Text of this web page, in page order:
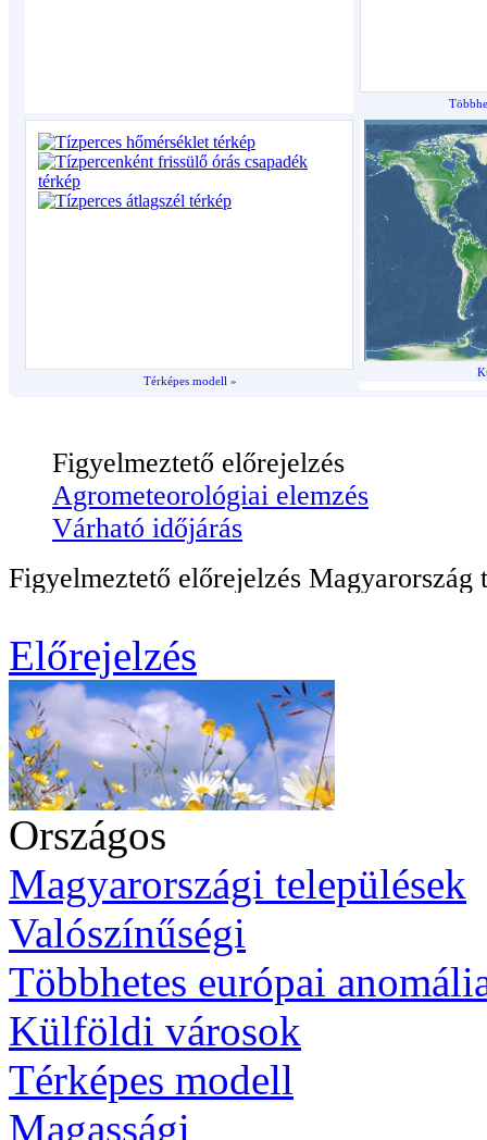
Térképes modell »
Előrejelzés
Országos
Magyarországi települések
Valószínűségi
Többhetes európai
Külföldi városok
Térképes modell
Magassági